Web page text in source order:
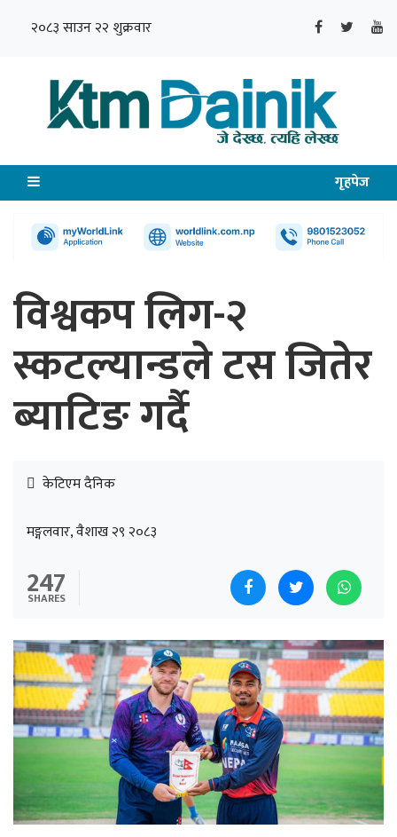
२०८३ साउन २२ शुक्रवार
गृहपेज
विश्वकप लिग-२
स्कटल्यान्डले टस जितेर
ब्याटिङ गर्दै
केटिएम दैनिक
मङ्गलवार, वैशाख २९ २०८३
247
SHARES